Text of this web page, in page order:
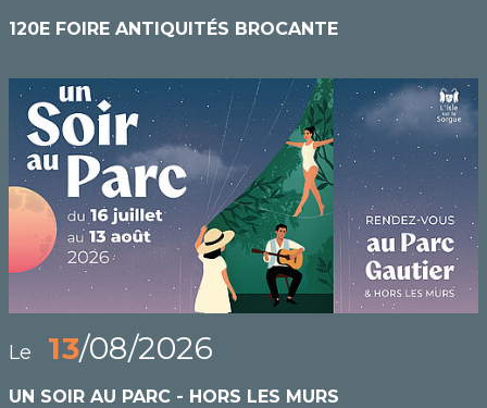
120E FOIRE ANTIQUITÉS BROCANTE
Le 13/08/2026
UN SOIR AU PARC - HORS LES MURS